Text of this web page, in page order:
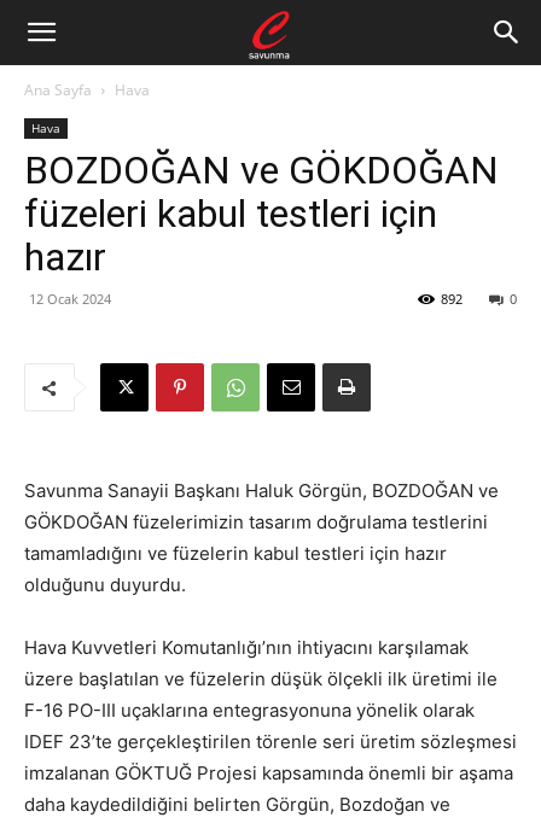
Ana Sayfa Hava
Hava
BOZDOĞAN ve GÖKDOĞAN
füzeleri kabul testleri için
hazır
12 Ocak 2024 0
892
Savunma Sanayii Başkanı Haluk Görgün, BOZDOĞAN ve
GÖKDOĞAN füzelerimizin tasarım doğrulama testlerini
tamamladığını ve füzelerin kabul testleri için hazır
olduğunu duyurdu.
Hava Kuvvetleri Komutanlığı’nın ihtiyacını karşılamak
üzere başlatılan ve füzelerin düşük ölçekli ilk üretimi ile
F-16 PO-III uçaklarına entegrasyonuna yönelik olarak
IDEF 23’te gerçekleştirilen törenle seri üretim sözleşmesi
imzalanan GÖKTUĞ Projesi kapsamında önemli bir aşama
daha kaydedildiğini belirten Görgün, Bozdoğan ve